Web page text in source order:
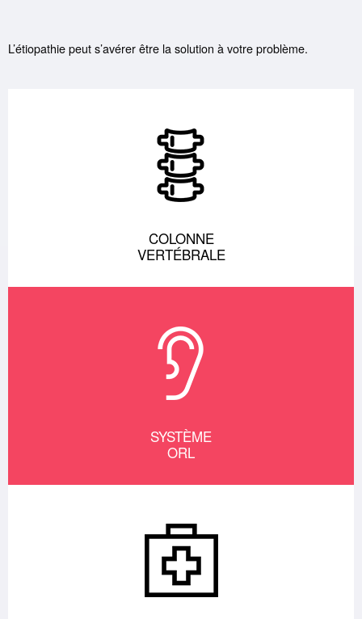
L’étiopathie peut s’avérer être la solution à votre problème.
COLONNE
VERTÉBRALE
SYSTÈME
ORL